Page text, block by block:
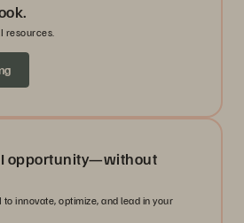
resources.
opportunity—without
innovate, optimize, and lead in your